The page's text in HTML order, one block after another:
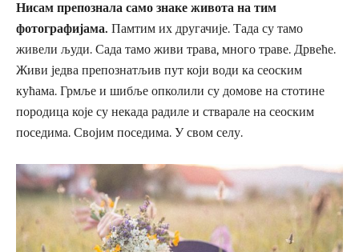
Нисам препознала само знаке живота на тим
фотографијама. Памтим их другачије. Тада су тамо
живели људи. Сада тамо живи трава, много траве. Дрвеће.
Живи једва препознатљив пут који води ка сеоским
кућама. Грмље и шибље опколили су домове на стотине
породица које су некада радиле и стварале на сеоским
поседима. Својим поседима. У свом селу.